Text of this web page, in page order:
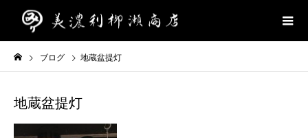
ブログ 地蔵盆提灯
地蔵盆提灯